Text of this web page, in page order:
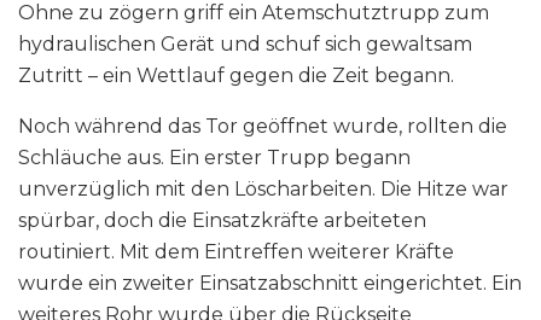
Ohne zu zögern griff ein Atemschutztrupp zum
hydraulischen Gerät und schuf sich gewaltsam
Zutritt – ein Wettlauf gegen die Zeit begann.
Noch während das Tor geöffnet wurde, rollten die
Schläuche aus. Ein erster Trupp begann
unverzüglich mit den Löscharbeiten. Die Hitze war
spürbar, doch die Einsatzkräfte arbeiteten
routiniert. Mit dem Eintreffen weiterer Kräfte
wurde ein zweiter Einsatzabschnitt eingerichtet. Ein
weiteres Rohr wurde über die Rückseite